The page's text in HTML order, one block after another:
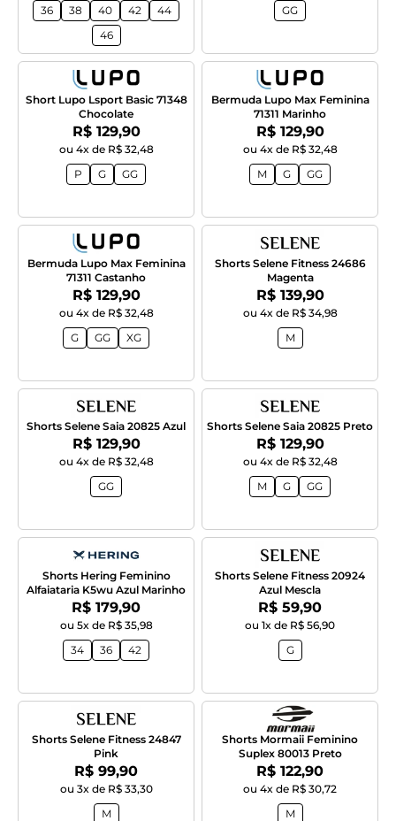
36
38 40 42
44
46
GG
Short Lupo Lsport Basic 71348
Chocolate
Por:
R$ 129,90
ou 4x de R$ 32,48
P
G GG
Bermuda Lupo Max Feminina
71311 Marinho
Por:
R$ 129,90
ou 4x de R$ 32,48
M
G GG
Bermuda Lupo Max Feminina
71311 Castanho
Por:
R$ 129,90
ou 4x de R$ 32,48
G
GG XG
Shorts Selene Fitness 24686
Magenta
Por:
R$ 139,90
ou 4x de R$ 34,98
M
Shorts Selene Saia 20825 Azul
Por:
R$ 129,90
ou 4x de R$ 32,48
GG
Shorts Selene Saia 20825 Preto
Por:
R$ 129,90
ou 4x de R$ 32,48
M
G GG
Shorts Hering Feminino
Alfaiataria K5wu Azul Marinho
Por:
R$ 179,90
ou 5x de R$ 35,98
34
36 42
Shorts Selene Fitness 20924
Azul Mescla
Por:
R$ 59,90
ou 1x de R$ 56,90
G
Shorts Selene Fitness 24847
Pink
Por:
R$ 99,90
ou 3x de R$ 33,30
M
Shorts Mormaii Feminino
Suplex 80013 Preto
Por:
R$ 122,90
ou 4x de R$ 30,72
M